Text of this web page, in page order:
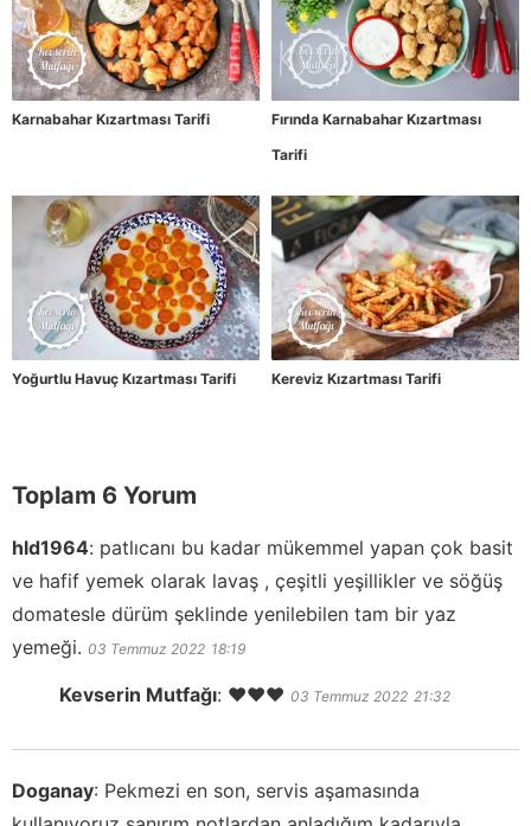
Karnabahar Kızartması Tarifi
Fırında Karnabahar Kızartması
Tarifi
Yoğurtlu Havuç Kızartması Tarifi Kereviz Kızartması Tarifi
Toplam 6 Yorum
hld1964: patlıcanı bu kadar mükemmel yapan çok basit
ve hafif yemek olarak lavaş , çeşitli yeşillikler ve söğüş
domatesle dürüm şeklinde yenilebilen tam bir yaz
yemeği. 03 Temmuz 2022 18:19
Kevserin Mutfağı: ❤️❤️❤️ 03 Temmuz 2022 21:32
Doganay: Pekmezi en son, servis aşamasında